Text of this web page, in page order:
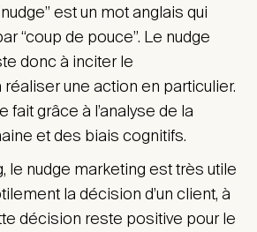
est un mot anglais qui
“coup de pouce”. Le nudge
donc à inciter le
une action en particulier.
fait grâce à l’analyse de la
et des biais cognitifs.
le nudge marketing est très utile
la décision d’un client, à
décision reste positive pour le